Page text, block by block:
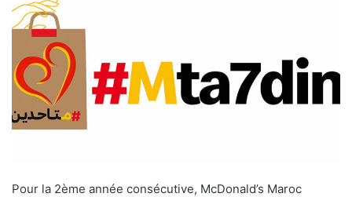
Pour la 2ème année consécutive, McDonald’s Maroc